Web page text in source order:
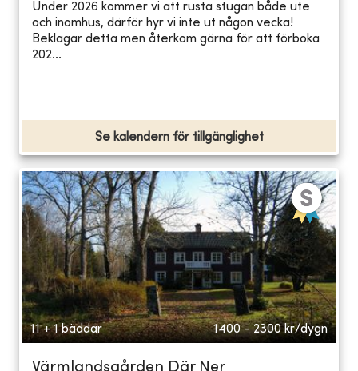
Under 2026 kommer vi att rusta stugan både ute
och inomhus, därför hyr vi inte ut någon vecka!
Beklagar detta men återkom gärna för att förboka
202...
Se kalendern för tillgänglighet
11 + 1 bäddar 1400 - 2300 kr/dygn